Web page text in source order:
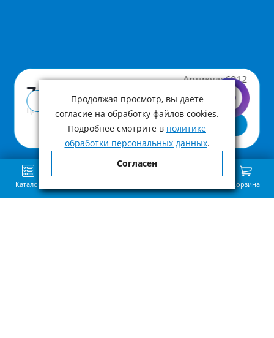
Артикул: 6012
7 690 ₽
Цена с учетом НДС
В корзину
Купить в 1 клик
Каталог Корзина
Продолжая просмотр, вы даете
согласие на обработку файлов cookies.
Подробнее смотрите в политике
обработки персональных данных.
Согласен